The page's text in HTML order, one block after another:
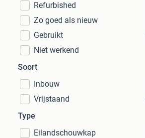
Refurbished
Zo goed als nieuw
Gebruikt
Niet werkend
Soort
Inbouw
Vrijstaand
Type
Eilandschouwkap